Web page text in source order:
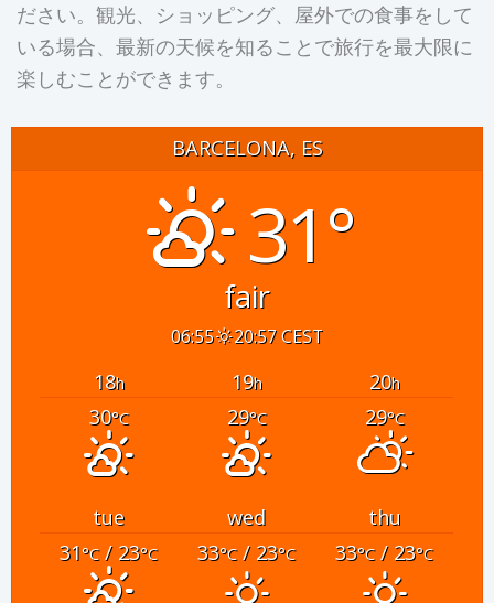
ださい。観光、ショッピング、屋外での食事をして
いる場合、最新の天候を知ることで旅行を最大限に
楽しむことができます。
BARCELONA, ES
31°
fair
06:55 20:57 CEST
18h 19h 20h
30°C 29°C 29°C
tue wed
thu
31°C/ 23°C 33°C/ 23°C 33°C/ 23°C